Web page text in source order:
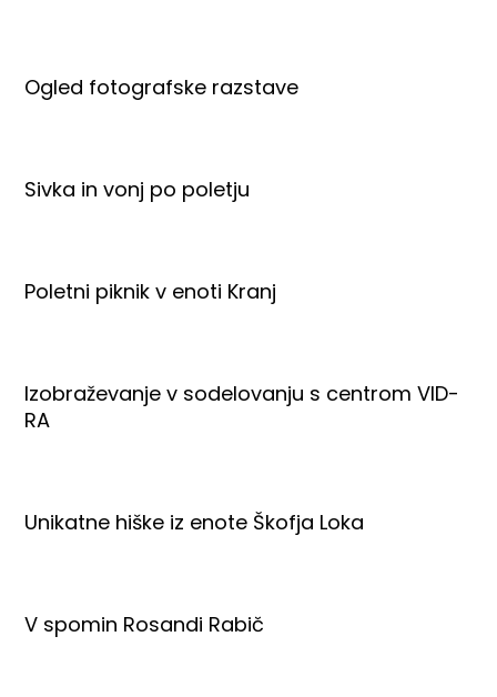
Ogled fotografske razstave
Sivka in vonj po poletju
Poletni piknik v enoti Kranj
Izobraževanje v sodelovanju s centrom VID-
RA
Unikatne hiške iz enote Škofja Loka
V spomin Rosandi Rabič